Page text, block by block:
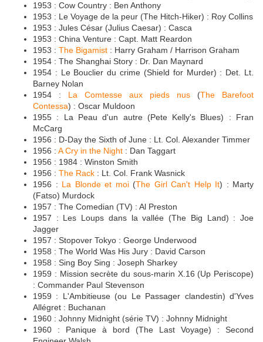
1953 : Cow Country : Ben Anthony
1953 : Le Voyage de la peur (The Hitch-Hiker) : Roy Collins
1953 : Jules César (Julius Caesar) : Casca
1953 : China Venture : Capt. Matt Reardon
1953 : The Bigamist : Harry Graham / Harrison Graham
1954 : The Shanghai Story : Dr. Dan Maynard
1954 : Le Bouclier du crime (Shield for Murder) : Det. Lt.
Barney Nolan
1954 : La Comtesse aux pieds nus (The Barefoot
Contessa) : Oscar Muldoon
1955 : La Peau d'un autre (Pete Kelly's Blues) : Fran
McCarg
1956 : D-Day the Sixth of June : Lt. Col. Alexander Timmer
1956 : A Cry in the Night : Dan Taggart
1956 : 1984 : Winston Smith
1956 : The Rack : Lt. Col. Frank Wasnick
1956 : La Blonde et moi(The Girl Can't Help It) : Marty
(Fatso) Murdock
1957 : The Comedian (TV) : Al Preston
1957 : Les Loups dans la vallée (The Big Land) : Joe
Jagger
1957 : Stopover Tokyo : George Underwood
1958 : The World Was His Jury : David Carson
1958 : Sing Boy Sing : Joseph Sharkey
1959 : Mission secrète du sous-marin X.16 (Up Periscope)
: Commander Paul Stevenson
1959 : L'Ambitieuse (ou Le Passager clandestin) d'Yves
Allégret : Buchanan
1960 : Johnny Midnight (série TV) : Johnny Midnight
1960 : Panique à bord (The Last Voyage) : Second